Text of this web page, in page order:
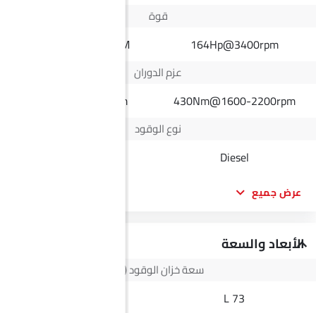
قوة
164Hp@3400rpm
807bhp@8500RPM
عزم الدوران
430Nm@1600-2200rpm
720Nm@6750rpm
نوع الوقود
Diesel
عرض جميع
الأبعاد والسعة
سعة خزان الوقود (لتر)
73 L